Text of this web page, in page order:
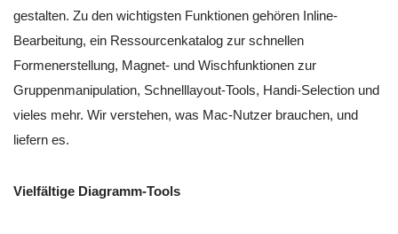
gestalten. Zu den wichtigsten Funktionen gehören Inline-
Bearbeitung, ein Ressourcenkatalog zur schnellen
Formenerstellung, Magnet- und Wischfunktionen zur
Gruppenmanipulation, Schnelllayout-Tools, Handi-Selection und
vieles mehr. Wir verstehen, was Mac-Nutzer brauchen, und
liefern es.
Vielfältige Diagramm-Tools